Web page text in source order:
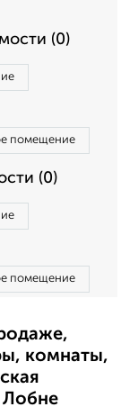
(0)
помещение
(0)
помещение
комнаты,
Лобне